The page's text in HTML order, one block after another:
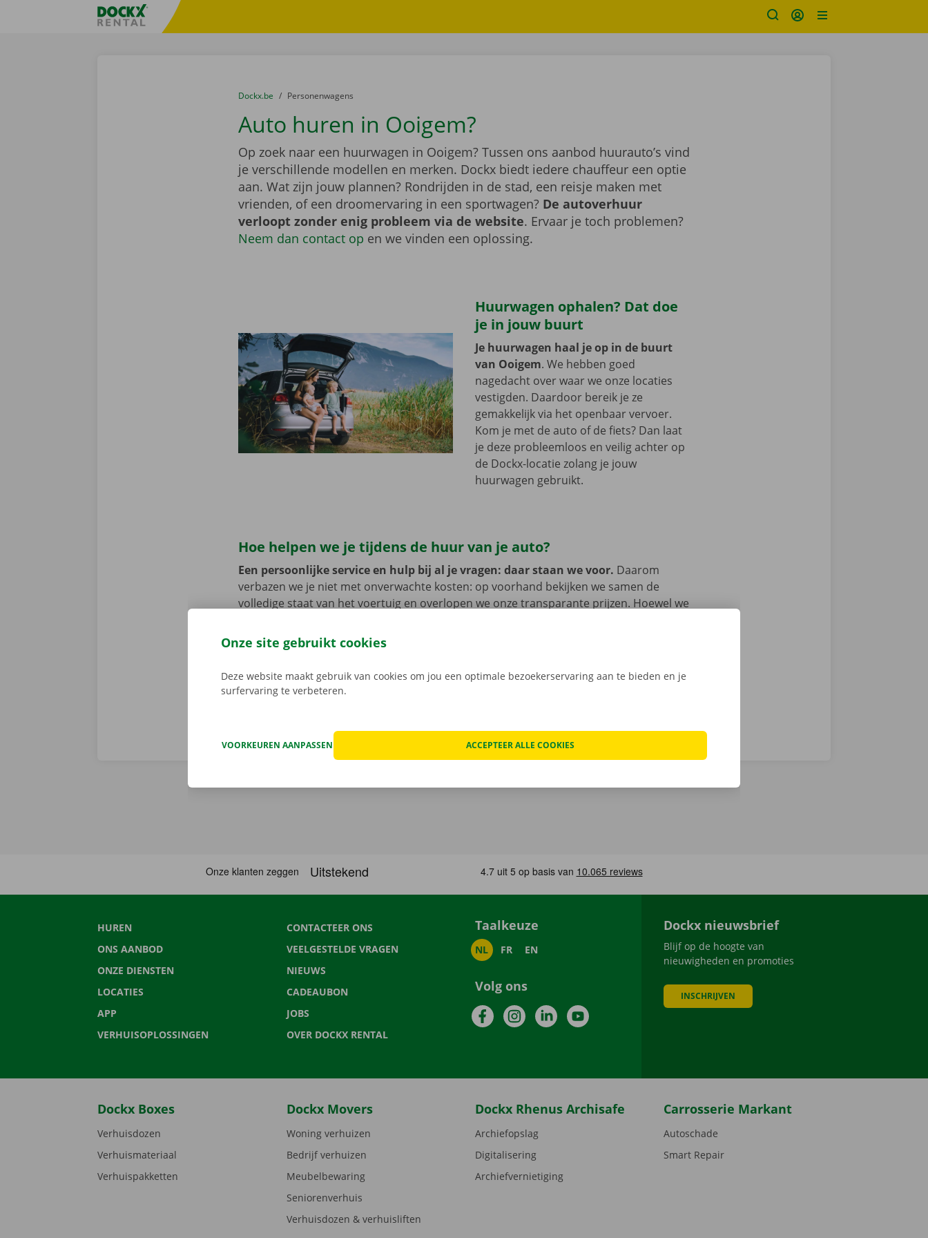
Taalselectie overslaanFratello DEMO
U bevindt zich hier:
van
Dockx.be naar
Personenwagens
Auto huren in Ooigem?
Op zoek naar een huurwagen in Ooigem? Tussen ons aanbod huurauto’s vind
je verschillende modellen en merken. Dockx biedt iedere chauffeur een optie
aan. Wat zijn jouw plannen? Rondrijden in de stad, een reisje maken met
vrienden, of een droomervaring in een sportwagen? De autoverhuur
verloopt zonder enig probleem via de website. Ervaar je toch problemen?
Neem dan contact op en we vinden een oplossing.
Huurwagen ophalen? Dat doe
je in jouw buurt
Je huurwagen haal je op in de buurt
van Ooigem. We hebben goed
nagedacht over waar we onze locaties
vestigden. Daardoor bereik je ze
gemakkelijk via het openbaar vervoer.
Kom je met de auto of de fiets? Dan laat
je deze probleemloos en veilig achter op
de Dockx-locatie zolang je jouw
huurwagen gebruikt.
Hoe helpen we je tijdens de huur van je auto?
Een persoonlijke service en hulp bij al je vragen: daar staan we voor. Daarom
verbazen we je niet met onverwachte kosten: op voorhand bekijken we samen de
volledige staat van het voertuig en overlopen we onze transparante prijzen. Hoewel we
vertoont. In dat geval staat er 24/7 assistentie en pechverhelping voor je klaar: in heel
Europa. Zo vertrek je zorgeloos op pad met je huurauto.
HUREN
ONS AANBOD
ONZE DIENSTEN
LOCATIES
APP
VERHUISOPLOSSINGEN
CONTACTEER ONS
VEELGESTELDE VRAGEN
NIEUWS
CADEAUBON
JOBS
OVER DOCKX RENTAL
Taalkeuze
NL FR EN
Volg ons
FacebookInstagramLinkedInYouTube
Dockx nieuwsbrief
Blijf op de hoogte van
nieuwigheden en promoties
INSCHRIJVEN
Dockx Boxes
Verhuisdozen
Verhuismateriaal
Verhuispakketten
Dockx Movers
Woning verhuizen
Bedrijf verhuizen
Meubelbewaring
Seniorenverhuis
Verhuisdozen & verhuisliften
Dockx Rhenus Archisafe
Archiefopslag
Digitalisering
Archiefvernietiging
Carrosserie Markant
Autoschade
Smart Repair
Onze site gebruikt cookies
Deze website maakt gebruik van cookies om jou een optimale bezoekerservaring aan te bieden en je
surfervaring te verbeteren.
VOORKEUREN AANPASSEN ACCEPTEER ALLE COOKIES